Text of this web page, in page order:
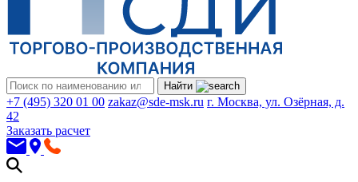
Найти
+7 (495) 320 01 00 zakaz@sde-msk.ru г. Москва, ул. Озёрная, д.
42
Заказать расчет